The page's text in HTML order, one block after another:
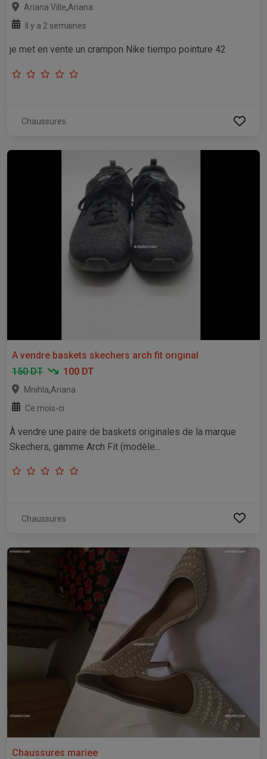
Ariana Ville,Ariana
Il y a 2 semaines
je met en vente un crampon Nike tiempo pointure 42
Chaussures
A vendre baskets skechers arch fit original
150 DT
100 DT
Mnihla,Ariana
Ce mois-ci
À vendre une paire de baskets originales de la marque
Skechers, gamme Arch Fit (modèle...
Chaussures
Chaussures mariee